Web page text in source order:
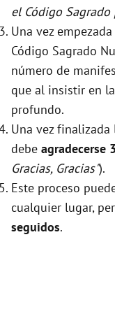
el Código Sagrado
Una vez
Código Sagrado
número de
que al insistir en
profundo.
Una vez
debe agradecerse
Gracias, Gracias").
Este proceso
cualquier lugar,
seguidos.